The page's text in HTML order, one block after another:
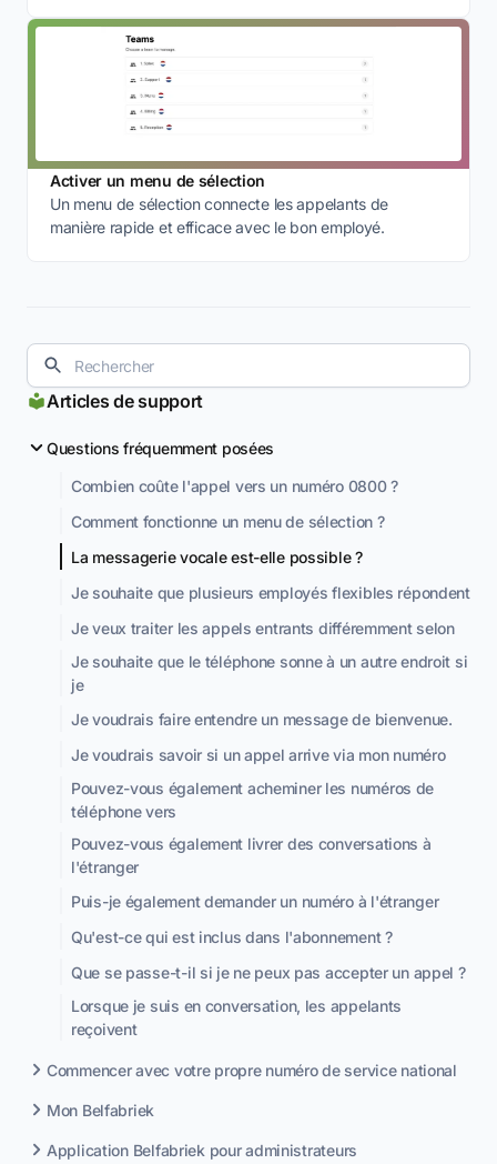
Articles de support
Questions fréquemment posées
Combien coûte l'appel vers un numéro 0800 ?
Comment fonctionne un menu de sélection ?
La messagerie vocale est-elle possible ?
Je souhaite que plusieurs employés flexibles répondent
Je veux traiter les appels entrants différemment selon
Je souhaite que le téléphone sonne à un autre endroit si
je
Je voudrais faire entendre un message de bienvenue.
Je voudrais savoir si un appel arrive via mon numéro
Pouvez-vous également acheminer les numéros de
téléphone vers
Pouvez-vous également livrer des conversations à
l'étranger
Puis-je également demander un numéro à l'étranger
Qu'est-ce qui est inclus dans l'abonnement ?
Que se passe-t-il si je ne peux pas accepter un appel ?
Lorsque je suis en conversation, les appelants
reçoivent
Commencer avec votre propre numéro de service national
Mon Belfabriek
Application Belfabriek pour administrateurs
Activer un menu de sélection
Un menu de sélection connecte les appelants de
manière rapide et efficace avec le bon employé.